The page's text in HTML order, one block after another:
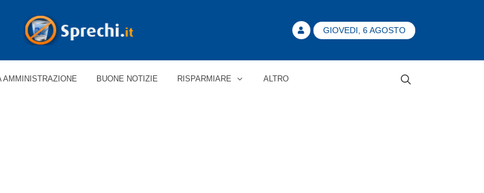
GIOVEDI, 6 AGOSTO
AMMINISTRAZIONE BUONE NOTIZIE RISPARMIARE ALTRO